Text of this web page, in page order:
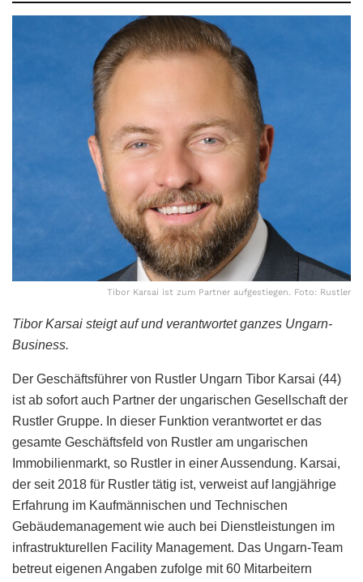
Tibor Karsai ist zum Partner aufgestiegen. Foto: Rustler
Tibor Karsai steigt auf und verantwortet ganzes Ungarn-
Business.
Der Geschäftsführer von Rustler Ungarn Tibor Karsai (44)
ist ab sofort auch Partner der ungarischen Gesellschaft der
Rustler Gruppe. In dieser Funktion verantwortet er das
gesamte Geschäftsfeld von Rustler am ungarischen
Immobilienmarkt, so Rustler in einer Aussendung. Karsai,
der seit 2018 für Rustler tätig ist, verweist auf langjährige
Erfahrung im Kaufmännischen und Technischen
Gebäudemanagement wie auch bei Dienstleistungen im
infrastrukturellen Facility Management. Das Ungarn-Team
betreut eigenen Angaben zufolge mit 60 Mitarbeitern